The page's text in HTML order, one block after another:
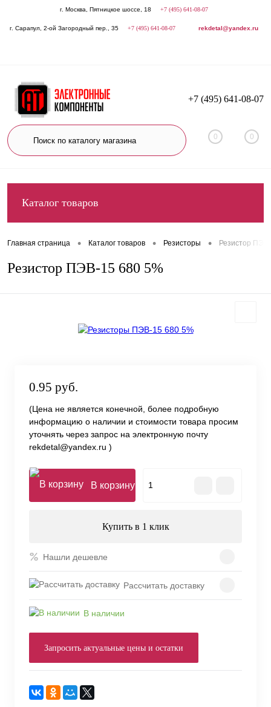
г. Москва, Пятницкое шоссе, 18 +7 (495) 641-08-07
г. Сарапул, 2-ой Загородный пер., 35 +7 (495) 641-08-07 rekdetal@yandex.ru
+7 (495) 641-08-07
0 0
Каталог товаров
Главная страница • Каталог товаров • Резисторы • Резистор
Резистор ПЭВ-15 680 5%
0.95 руб.
(Цена не является конечной, более подробную
информацию о наличии и стоимости товара просим
уточнять через запрос на электронную почту
rekdetal@yandex.ru )
В корзину
Купить в 1 клик
Нашли дешевле
Рассчитать доставку
В наличии
Запросить актуальные цены и остатки